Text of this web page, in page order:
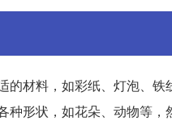
的材料，如彩纸、灯泡、
形状，如花朵、动物等